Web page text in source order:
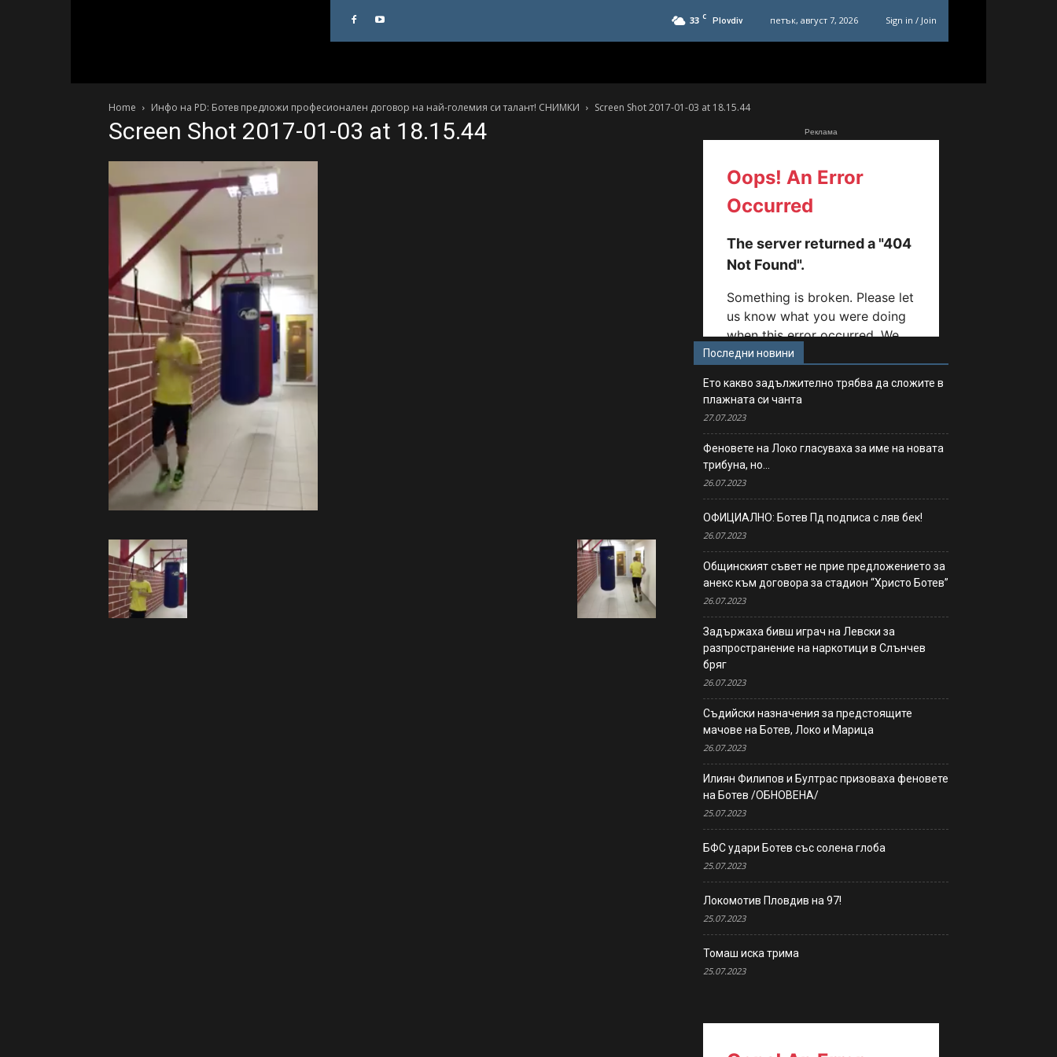
33 C Plovdiv петък, август 7, 2026 Sign in / Join
Home Инфо на PD: Ботев предложи професионален договор на най-големия си талант! СНИМКИ Screen Shot 2017-01-03 at 18.15.44
Screen Shot 2017-01-03 at 18.15.44 Реклама
Последни новини
Ето какво задължително трябва да сложите в
плажната си чанта
27.07.2023
Феновете на Локо гласуваха за име на новата
трибуна, но…
26.07.2023
ОФИЦИАЛНО: Ботев Пд подписа с ляв бек!
26.07.2023
Общинският съвет не прие предложението за
анекс към договора за стадион “Христо Ботев”
26.07.2023
Задържаха бивш играч на Левски за
разпространение на наркотици в Слънчев
бряг
26.07.2023
Съдийски назначения за предстоящите
мачове на Ботев, Локо и Марица
26.07.2023
Илиян Филипов и Бултрас призоваха феновете
на Ботев /ОБНОВЕНА/
25.07.2023
БФС удари Ботев със солена глоба
25.07.2023
Локомотив Пловдив на 97!
25.07.2023
Томаш иска трима
25.07.2023